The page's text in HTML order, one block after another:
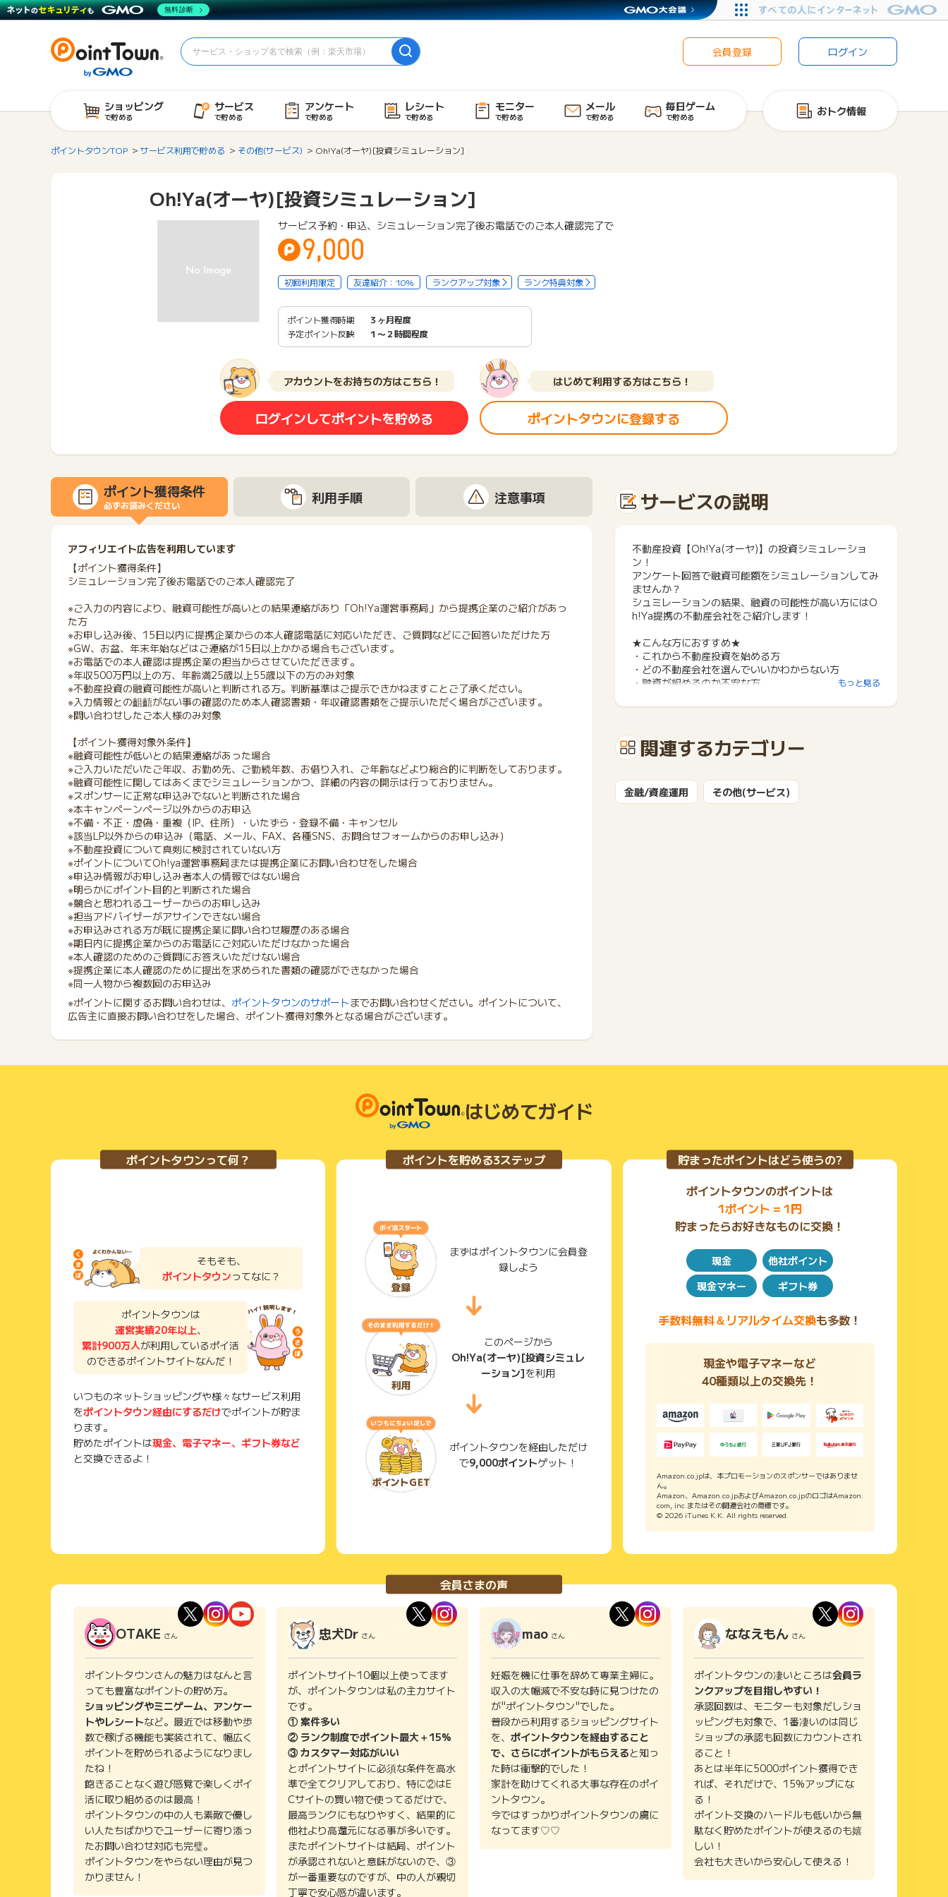
会員登録 ログイン
ショッピング
で貯める
サービス
で貯める
アンケート
で貯める
レシート
で貯める
モニター
で貯める
メール
で貯める
毎日ゲーム
で貯める おトク情報
ポイントタウンTOP サービス利用で貯める その他(サービス) Oh!Ya(オーヤ)[投資シミュレーション]
Oh!Ya(オーヤ)[投資シミュレーション]
サービス予約・申込、シミュレーション完了後お電話でのご本人確認完了で
9,000
初回利用限定 友達紹介：10% ランクアップ対象 ランク特典対象
ポイント獲得時期
３ヶ月程度
予定ポイント反映
１〜２時間程度
アカウントをお持ちの方はこちら！
ログインしてポイントを貯める
はじめて利用する方はこちら！
ポイントタウンに登録する
ポイント獲得条件
必ずお読みください 利用手順 注意事項
アフィリエイト広告を利用しています
【ポイント獲得条件】
シミュレーション完了後お電話でのご本人確認完了
※ご入力の内容により、融資可能性が高いとの結果連絡があり「Oh!Ya運営事務局」から提携企業のご紹介があっ
た方
※お申し込み後、15日以内に提携企業からの本人確認電話に対応いただき、ご質問などにご回答いただけた方
※GW、お盆、年末年始などはご連絡が15日以上かかる場合もございます。
※お電話での本人確認は提携企業の担当からさせていただきます。
※年収500万円以上の方、年齢満25歳以上55歳以下の方のみ対象
※不動産投資の融資可能性が高いと判断される方。判断基準はご提示できかねますことご了承ください。
※入力情報との齟齬がない事の確認のため本人確認書類・年収確認書類をご提示いただく場合がございます。
※問い合わせしたご本人様のみ対象
【ポイント獲得対象外条件】
※融資可能性が低いとの結果連絡があった場合
※ご入力いただいたご年収、お勤め先、ご勤続年数、お借り入れ、ご年齢などより総合的に判断をしております。
※融資可能性に関してはあくまでシミュレーションかつ、詳細の内容の開示は行っておりません。
※スポンサーに正常な申込みでないと判断された場合
※本キャンペーンページ以外からのお申込
※不備・不正・虚偽・重複（IP、住所）・いたずら・登録不備・キャンセル
※該当LP以外からの申込み（電話、メール、FAX、各種SNS、お問合せフォームからのお申し込み）
※不動産投資について真剣に検討されていない方
※ポイントについてOh!ya運営事務局または提携企業にお問い合わせをした場合
※申込み情報がお申し込み者本人の情報ではない場合
※明らかにポイント目的と判断された場合
※競合と思われるユーザーからのお申し込み
※担当アドバイザーがアサインできない場合
※お申込みされる方が既に提携企業に問い合わせ履歴のある場合
※期日内に提携企業からのお電話にご対応いただけなかった場合
※本人確認のためのご質問にお答えいただけない場合
※提携企業に本人確認のために提出を求められた書類の確認ができなかった場合
※同一人物から複数回のお申込み
※ポイントに関するお問い合わせは、 ポイントタウンのサポートまでお問い合わせください。ポイントについて、
広告主に直接お問い合わせをした場合、ポイント獲得対象外となる場合がございます。
サービスの説明
不動産投資【Oh!Ya(オーヤ)】の投資シミュレーショ
ン！
アンケート回答で融資可能額をシミュレーションしてみ
ませんか？
シュミレーションの結果、融資の可能性が高い方にはO
h!Ya提携の不動産会社をご紹介します！
★こんな方におすすめ★
・これから不動産投資を始める方
・どの不動産会社を選んでいいかわからない方
・融資が組めるのか不安な方
もっと見る
関連するカテゴリー
金融/資産運用 その他(サービス)
はじめてガイド
ポイントタウンって何？
そもそも、
ポイントタウンってなに？
ポイントタウンは
運営実績20年以上、
累計900万人が利用しているポイ活
のできるポイントサイトなんだ！
いつものネットショッピングや様々なサービス利用
をポイントタウン経由にするだけでポイントが貯ま
ります。
貯めたポイントは現金、電子マネー、ギフト券など
と交換できるよ！
ポイントを貯める3ステップ
まずはポイントタウンに会員登
録しよう
このページから
Oh!Ya(オーヤ)[投資シミュレ
ーション]を利用
ポイントタウンを経由しただけ
で9,000ポイントゲット！
貯まったポイントはどう使うの?
ポイントタウンのポイントは
1ポイント = 1円
貯まったらお好きなものに交換！
現金
他社ポイント
現金マネー
ギフト券
手数料無料＆リアルタイム交換も多数！
現金や電子マネーなど
40種類以上の交換先！
Amazon.co.jpは、本プロモーションのスポンサーではありませ
ん。
Amazon、Amazon.co.jpおよびAmazon.co.jpのロゴはAmazon.
com, inc.またはその関連会社の商標です。
© 2026 iTunes K.K. All rights reserved.
会員さまの声
OTAKE さん
ポイントタウンさんの魅力はなんと言
っても豊富なポイントの貯め方。
ショッピングやミニゲーム、アンケー
トやレシートなど。最近では移動や歩
数で稼げる機能も実装されて、幅広く
ポイントを貯められるようになりまし
たね！
飽きることなく遊び感覚で楽しくポイ
活に取り組めるのは最高！
ポイントタウンの中の人も素敵で優し
い人たちばかりでユーザーに寄り添っ
たお問い合わせ対応も完璧。
ポイントタウンをやらない理由が見つ
かりません！
忠犬Dr さん
ポイントサイト10個以上使ってます
が、ポイントタウンは私の主力サイト
です。
① 案件多い
② ランク制度でポイント最大＋15%
③ カスタマー対応がいい
とポイントサイトに必須な条件を高水
準で全てクリアしており、特に②はE
Cサイトの買い物で使ってるだけで、
最高ランクにもなりやすく、結果的に
他社より高還元になる事が多いです。
またポイントサイトは結局、ポイント
が承認されないと意味がないので、③
が一番重要なのですが、中の人が親切
丁寧で安心感が違います。
mao さん
妊娠を機に仕事を辞めて専業主婦に。
収入の大幅減で不安な時に見つけたの
が"ポイントタウン"でした。
普段から利用するショッピングサイト
を、 ポイントタウンを経由すること
で、さらにポイントがもらえると知っ
た時は衝撃的でした！
家計を助けてくれる大事な存在のポイ
ントタウン。
今ではすっかりポイントタウンの虜に
なってます♡♡
ななえもん さん
ポイントタウンの凄いところは会員ラ
ンクアップを目指しやすい！
承認回数は、モニターも対象だしショ
ッピングも対象で、1番凄いのは同じ
ショップの承認も回数にカウントされ
ること！
あとは半年に5000ポイント獲得でき
れば、それだけで、15%アップにな
る！
ポイント交換のハードルも低いから無
駄なく貯めたポイントが使えるのも嬉
しい！
会社も大きいから安心して使える！
無料診断